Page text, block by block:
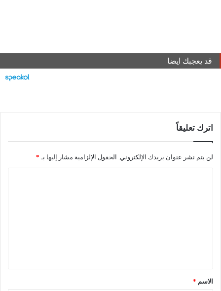
قد يعجبك ايضا
اترك تعليقاً
لن يتم نشر عنوان بريدك الإلكتروني. الحقول الإلزامية مشار إليها بـ *
*الاسم *